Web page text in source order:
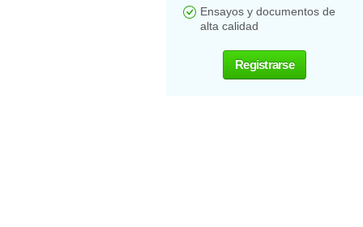
Ensayos y documentos de
alta calidad
Registrarse